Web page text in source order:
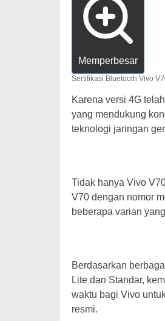
Memperbesar
Sertifikasi Bluetooth Vivo
Karena versi 4G
yang mendukung
teknologi jaringan
Tidak hanya Vivo
V70 dengan nomor
beberapa varian
Berdasarkan
Lite dan Standar,
waktu bagi Vivo
resmi.